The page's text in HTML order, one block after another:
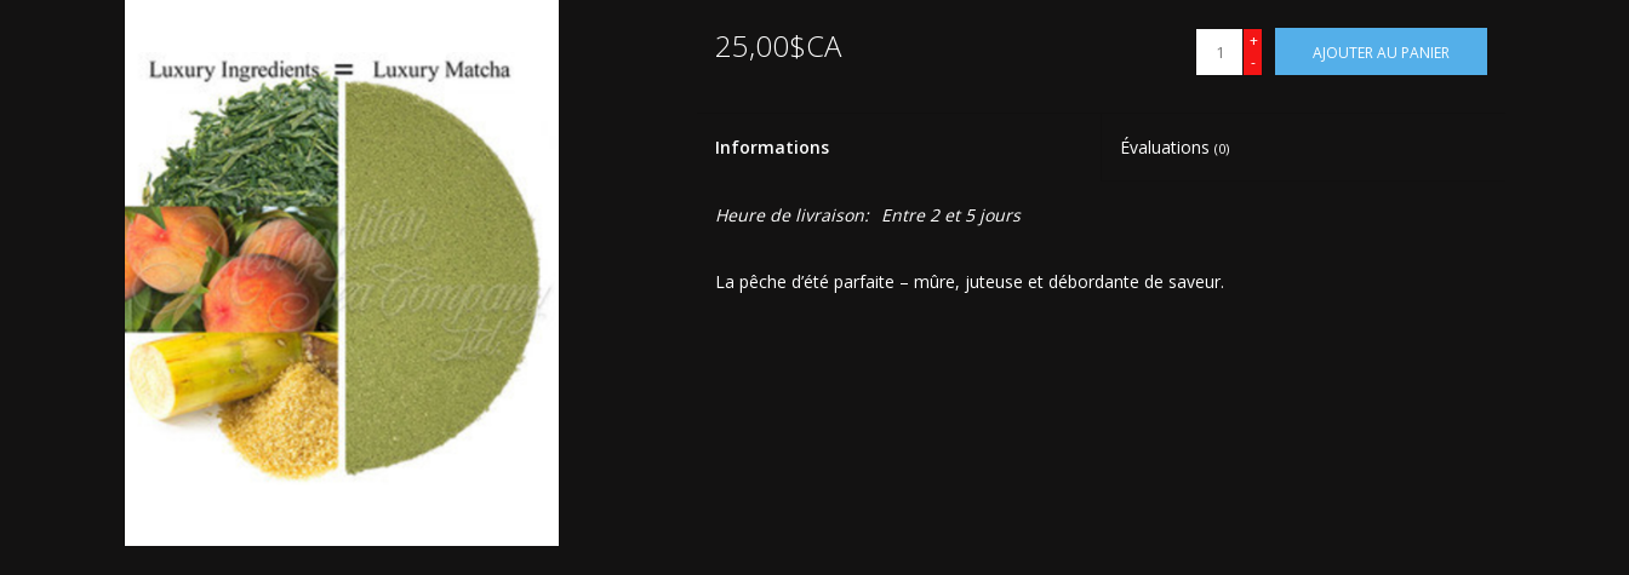
25,00$CA
+
-
AJOUTER AU PANIER
Informations Évaluations(0)
Heure de livraison: Entre 2 et 5 jours
La pêche d’été parfaite – mûre, juteuse et débordante de saveur.